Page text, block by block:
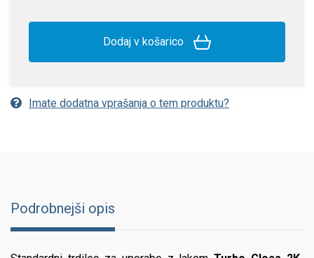
Dodaj v košarico
Imate dodatna vprašanja o tem produktu?
Podrobnejši opis